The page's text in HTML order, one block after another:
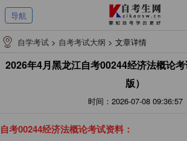
导航
自学考试 > 自考考试大纲 > 文章详情
2026年4月黑龙江自考00244经济法概论
版）
时间：2026-07-08 09:36:57
自考00244经济法概论考试资料：